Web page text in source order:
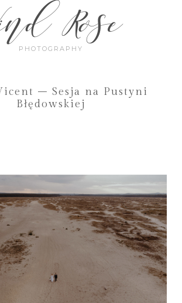
Rose
PHOTOGRAPHY
– Sesja na Pustyni
Błędowskiej